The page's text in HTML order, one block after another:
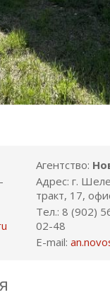
Агентство:
Адрес: г.
тракт, 17,
Тел.: 8 (902)
02-48
E-mail: